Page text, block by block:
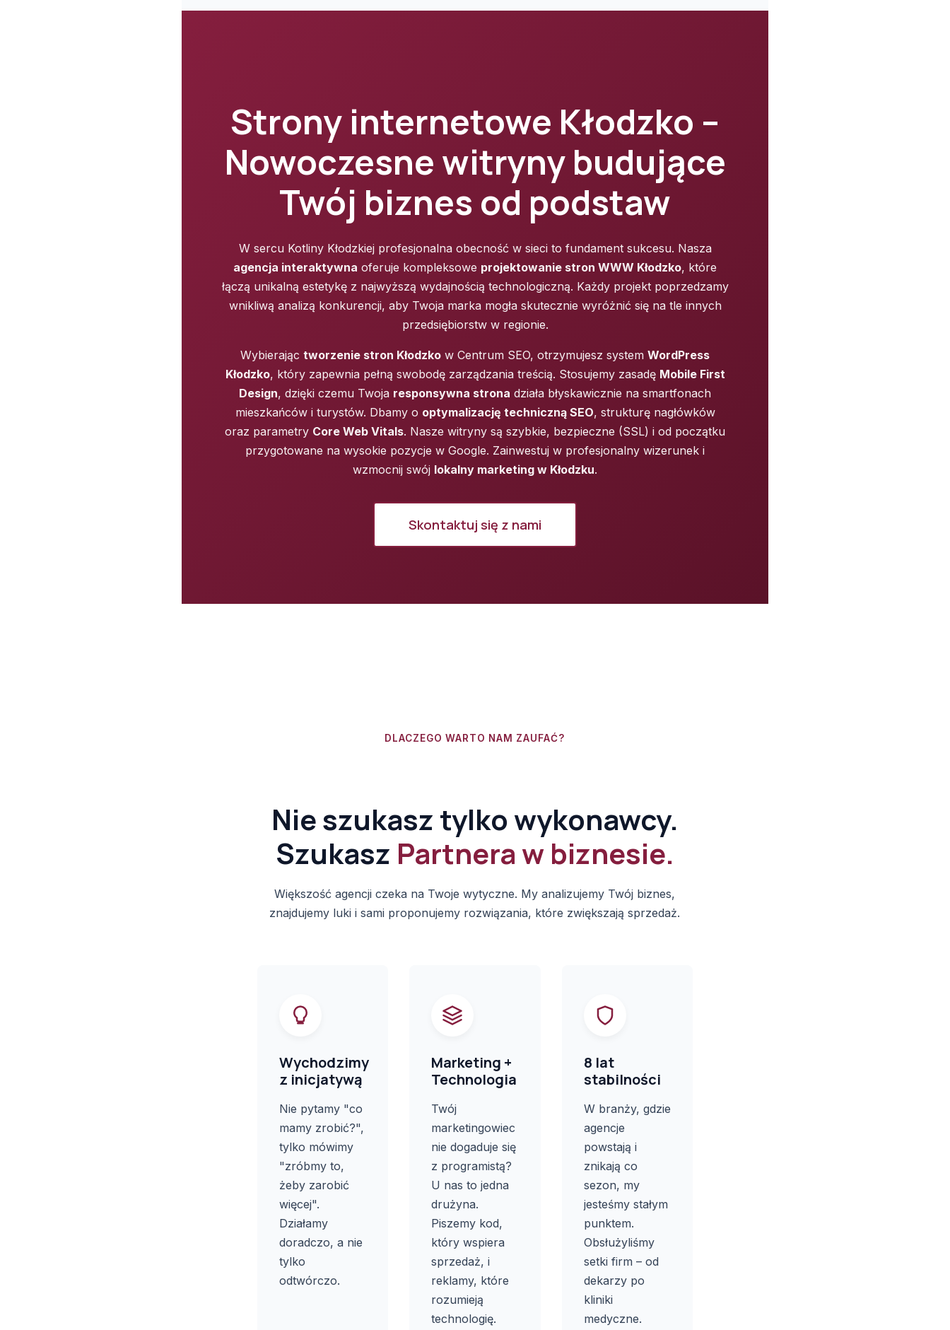
Strony internetowe Kłodzko –
Nowoczesne witryny budujące
Twój biznes od podstaw
W sercu Kotliny Kłodzkiej profesjonalna obecność w sieci to fundament sukcesu. Nasza
agencja interaktywna oferuje kompleksowe projektowanie stron WWW Kłodzko, które
łączą unikalną estetykę z najwyższą wydajnością technologiczną. Każdy projekt poprzedzamy
wnikliwą analizą konkurencji, aby Twoja marka mogła skutecznie wyróżnić się na tle innych
przedsiębiorstw w regionie.
Wybierając tworzenie stron Kłodzko w Centrum SEO, otrzymujesz system WordPress
Kłodzko, który zapewnia pełną swobodę zarządzania treścią. Stosujemy zasadę Mobile First
Design, dzięki czemu Twoja responsywna strona działa błyskawicznie na smartfonach
mieszkańców i turystów. Dbamy o optymalizację techniczną SEO, strukturę nagłówków
oraz parametry Core Web Vitals. Nasze witryny są szybkie, bezpieczne (SSL) i od początku
przygotowane na wysokie pozycje w Google. Zainwestuj w profesjonalny wizerunek i
wzmocnij swój lokalny marketing w Kłodzku.
Skontaktuj się z nami
DLACZEGO WARTO NAM ZAUFAĆ?
Nie szukasz tylko wykonawcy.
Szukasz Partnera w biznesie.
Większość agencji czeka na Twoje wytyczne. My analizujemy Twój biznes,
znajdujemy luki i sami proponujemy rozwiązania, które zwiększają sprzedaż.
Wychodzimy
z inicjatywą
Nie pytamy "co
mamy zrobić?",
tylko mówimy
"zróbmy to,
żeby zarobić
więcej".
Działamy
doradczo, a nie
tylko
odtwórczo.
Marketing +
Technologia
Twój
marketingowiec
nie dogaduje się
z programistą?
U nas to jedna
drużyna.
Piszemy kod,
który wspiera
sprzedaż, i
reklamy, które
rozumieją
technologię.
8 lat
stabilności
W branży, gdzie
agencje
powstają i
znikają co
sezon, my
jesteśmy stałym
punktem.
Obsłużyliśmy
setki firm – od
dekarzy po
kliniki
medyczne.